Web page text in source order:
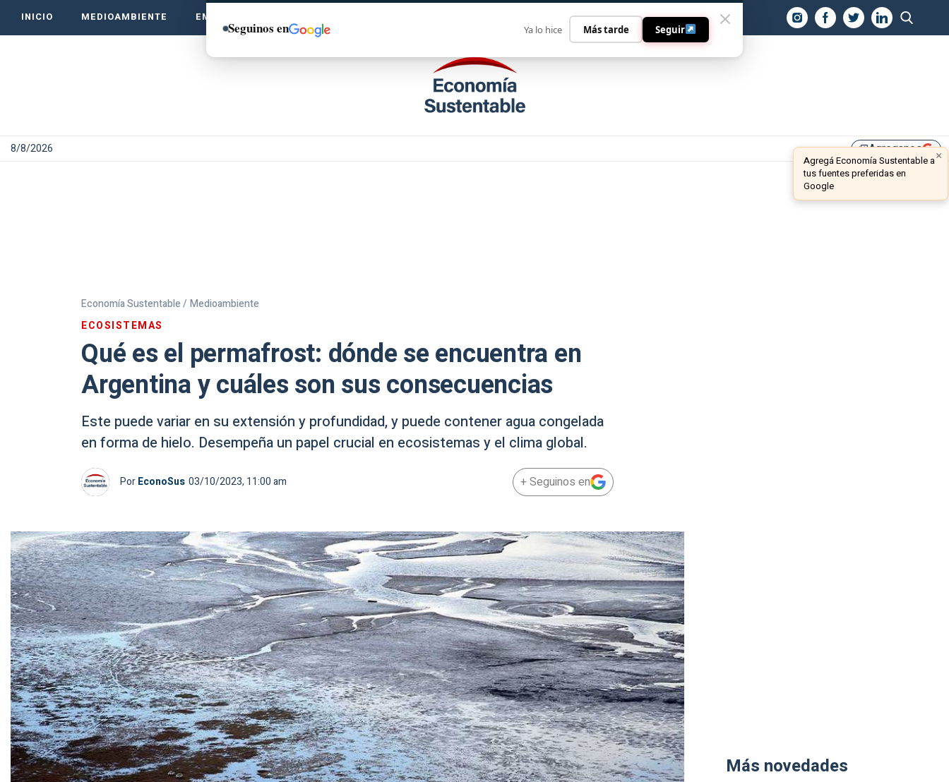
INICIO MEDIOAMBIENTE EMPRENDE VERDE CONTACTO
8/8/2026 library_addAgreganos ×
Agregá Economía Sustentable a
tus fuentes preferidas en
Google
Economía Sustentable / Medioambiente
ECOSISTEMAS
Qué es el permafrost: dónde se encuentra en
Argentina y cuáles son sus consecuencias
Este puede variar en su extensión y profundidad, y puede contener agua congelada
en forma de hielo. Desempeña un papel crucial en ecosistemas y el clima global.
PorEconoSus 03/10/2023, 11:00 am + Seguinos en
Más novedades
Seguinos en Ya lo hice Más tarde Seguir